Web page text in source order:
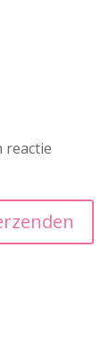
reactie